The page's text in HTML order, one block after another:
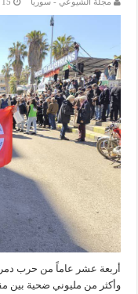
أربعة عشر عاماً من حرب
وأكثر من مليوني ضحية بين